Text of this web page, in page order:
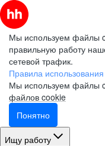
Мы используем файлы
правильную работу
сетевой трафик.
Правила
Мы используем файлы
файлов cookie
Понятно
Ищу работу